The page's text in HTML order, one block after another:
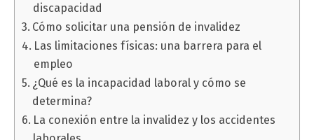
discapacidad
Cómo solicitar una pensión de invalidez
Las limitaciones físicas: una barrera para el
empleo
¿Qué es la incapacidad laboral y cómo se
determina?
La conexión entre la invalidez y los accidentes